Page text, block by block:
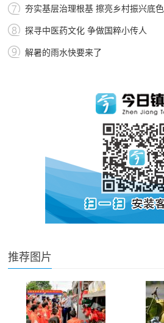
夯实基层治理根基 擦亮乡村振兴底色
探寻中医药文化 争做国粹小传人
解暑的雨水快要来了
推荐图片